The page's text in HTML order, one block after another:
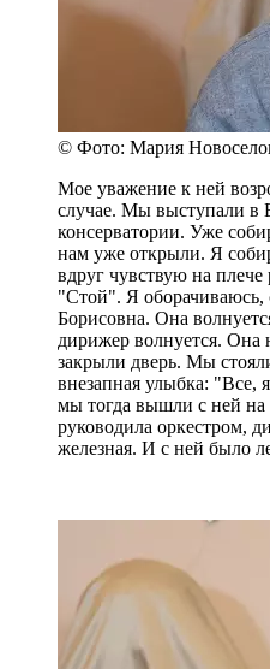
© Фото: Мария
Мое уважение к ней
случае. Мы выступали в
консерватории. Уже
нам уже открыли. Я
вдруг чувствую на
"Стой". Я оборачиваюсь,
Борисовна. Она
дирижер волнуется. Она
закрыли дверь. Мы
внезапная улыбка: "Все,
мы тогда вышли с ней на
руководила оркестром,
железная. И с ней было